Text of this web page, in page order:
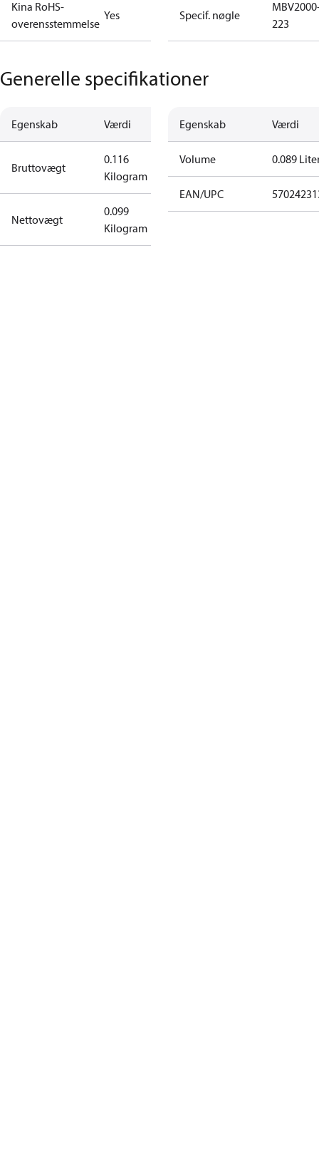
Kina RoHS-
overensstemmelse
Yes Specif. nøgle
223
Generelle specifikationer
Egenskab Værdi
Bruttovægt
0.116
Kilogram
Nettovægt
0.099
Kilogram
Egenskab Værdi
Volume 0.089
EAN/UPC